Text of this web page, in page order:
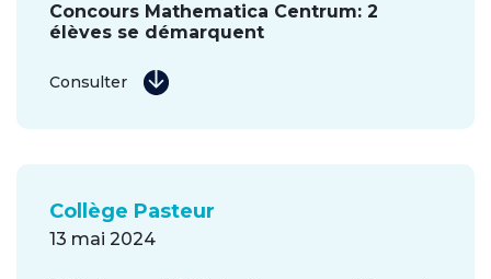
Concours Mathematica Centrum: 2
élèves se démarquent
Consulter
Collège Pasteur
13 mai 2024